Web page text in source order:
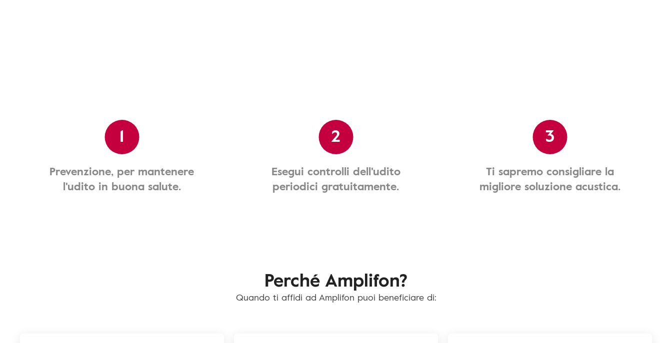
1
Prevenzione, per mantenere
l'udito in buona salute.
2
Esegui controlli dell'udito
periodici gratuitamente.
3
Ti sapremo consigliare la
migliore soluzione acustica.
Perché Amplifon?
Quando ti affidi ad Amplifon puoi beneficiare di: